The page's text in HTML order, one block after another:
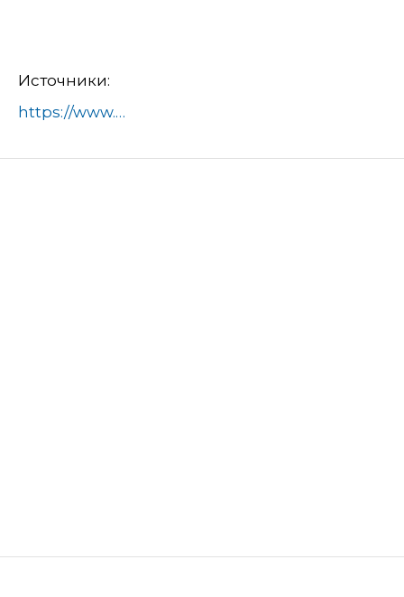
Источники:
https://www.ramenskoye.ru/novosti/163-zdravookhranenie/30284-sluzhebnyj-avtotransport-ramenskoj-bolnitsy-tematicheski-oformili-k-81-j-godovshchine-pobedy